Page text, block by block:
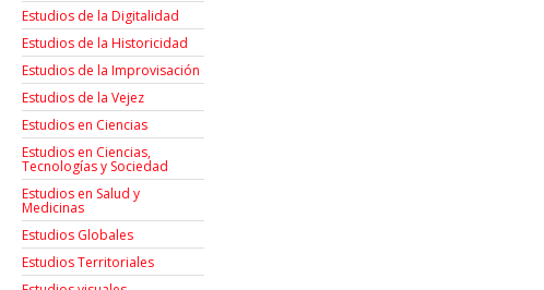
Estudios de la Digitalidad
Estudios de la Historicidad
Estudios de la Improvisación
Estudios de la Vejez
Estudios en Ciencias
Estudios en Ciencias,
Tecnologías y Sociedad
Estudios en Salud y
Medicinas
Estudios Globales
Estudios Territoriales